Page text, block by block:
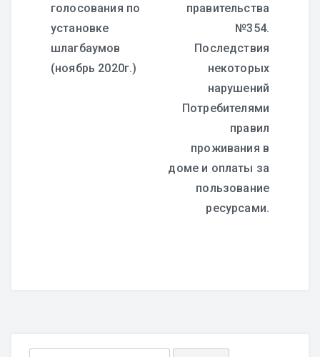
Навигация
записям
голосования по
установке
шлагбаумов
(ноябрь 2020г.)
правительства
№354.
Последствия
некоторых
нарушений
Потребителями
правил
проживания в
доме и оплаты за
пользование
ресурсами.